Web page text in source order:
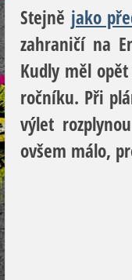
Stejně jako
zahraničí na
Kudly měl
ročníku. Při
výlet
ovšem málo,